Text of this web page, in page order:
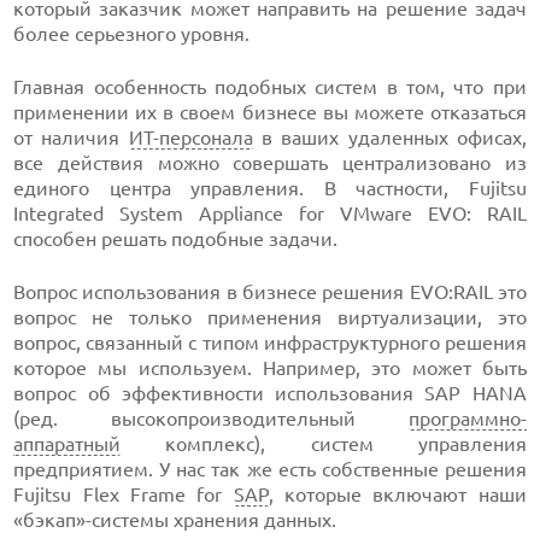
который заказчик может направить на решение задач
более серьезного уровня.
Главная особенность подобных систем в том, что при
применении их в своем бизнесе вы можете отказаться
от наличия ИТ-персоналав ваших удаленных офисах,
все действия можно совершать централизовано из
единого центра управления. В частности, Fujitsu
Integrated System Appliance for VMware EVO: RAIL
способен решать подобные задачи.
Вопрос использования в бизнесе решения EVO:RAIL это
вопрос не только применения виртуализации, это
вопрос, связанный с типом инфраструктурного решения
которое мы используем. Например, это может быть
вопрос об эффективности использования SAP HANA
(ред. высокопроизводительный программно-
аппаратный комплекс), систем управления
предприятием. У нас так же есть собственные решения
Fujitsu Flex Frame for SAP, которые включают наши
«бэкап»-системы хранения данных.